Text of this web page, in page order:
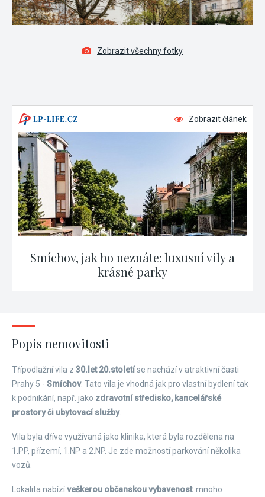
Zobrazit všechny fotky
Zobrazit článek
Smíchov, jak ho neznáte: luxusní vily a
krásné parky
Popis nemovitosti
Třípodlažní vila z 30.let 20.stoletíse nachází v atraktivní časti
Prahy 5 - Smíchov. Tato vila je vhodná jak pro vlastní bydlení tak
k podnikání, např. jako zdravotní středisko, kancelářské
prostory či ubytovací služby.
Vila byla dříve využívaná jako klinika, která byla rozdělena na
1.PP, přízemí, 1.NP a 2.NP. Je zde možností parkování několika
vozů.
Lokalita nabízíveškerou občanskou vybavenost: mnoho